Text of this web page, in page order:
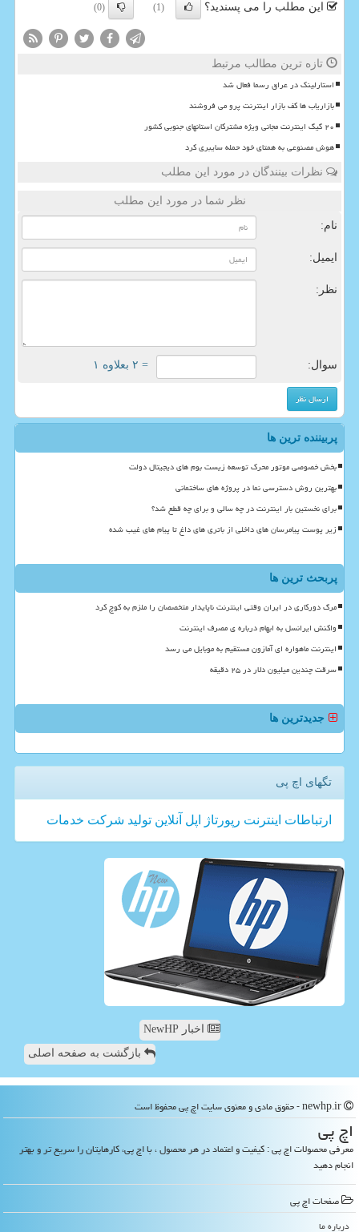
این مطلب را می پسندید؟ (1)
(0)
تازه ترین مطالب مرتبط
استارلینک در عراق رسما فعال شد
بازاریاب ها کف بازار اینترنت پرو می فروشند
۲۰ گیگ اینترنت مجانی ویژه مشترکان استانهای جنوبی کشور
هوش مصنوعی به همتای خود حمله سایبری کرد
نظرات بینندگان در مورد این مطلب
نظر شما در مورد این مطلب
نام:
ایمیل:
نظر:
سوال: = ۲ بعلاوه ۱
پربیننده ترین ها
بخش خصوصی موتور محرک توسعه زیست بوم های دیجیتال دولت
بهترین روش دسترسی نما در پروژه های ساختمانی
برای نخستین بار اینترنت در چه سالی و برای چه قطع شد؟
زیر پوست پیامرسان های داخلی از باتری های داغ تا پیام های غیب شده
پربحث ترین ها
مرگ دورکاری در ایران وقتی اینترنت ناپایدار متخصصان را ملزم به کوچ کرد
واکنش ایرانسل به ابهام درباره ی مصرف اینترنت
اینترنت ماهواره ای آمازون مستقیم به موبایل می رسد
سرقت چندین میلیون دلار در ۲۵ دقیقه
جدیدترین ها
تگهای اچ پی
ارتباطات اینترنت رپورتاژ اپل آنلاین تولید شركت خدمات
اخبار NewHP
بازگشت به صفحه اصلی
اچ پی
معرفی محصولات اچ پی : کیفیت و اعتماد در هر محصول ، با اچ پی، کارهایتان را سریع تر و بهتر
انجام دهید
صفحات اچ پی
درباره ما